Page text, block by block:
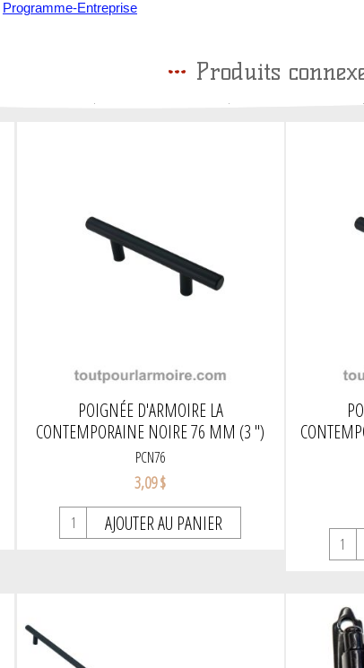
Programme-Entreprise
Produits
POIGNÉE D'ARMOIRE LA
CONTEMPORAINE NOIRE 76 MM (3 ")
PCN76
3,09 $
AJOUTER AU PANIER